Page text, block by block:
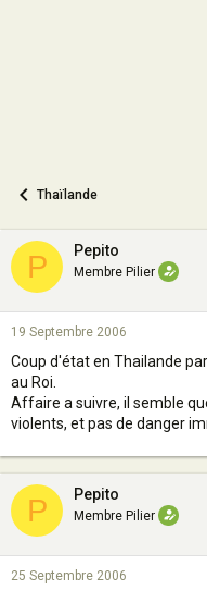
Thaïlande
P Pepito
Membre Pilier
19 Septembre 2006
Coup d'état en Thailande
au Roi.
Affaire a suivre, il semble
violents, et pas de danger
P Pepito
Membre Pilier
25 Septembre 2006